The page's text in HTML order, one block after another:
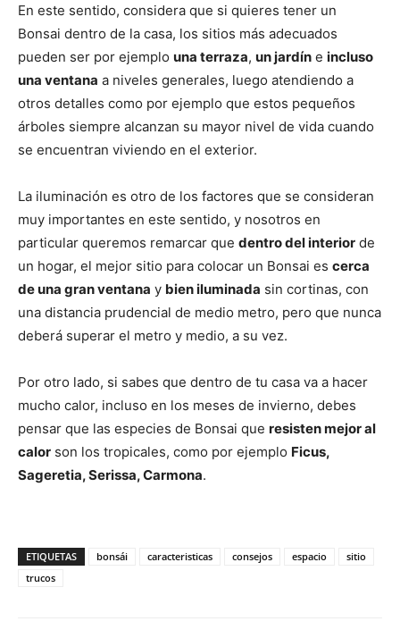
En este sentido, considera que si quieres tener un
Bonsai dentro de la casa, los sitios más adecuados
pueden ser por ejemplo una terraza, un jardín e incluso
una ventana a niveles generales, luego atendiendo a
otros detalles como por ejemplo que estos pequeños
árboles siempre alcanzan su mayor nivel de vida cuando
se encuentran viviendo en el exterior.
La iluminación es otro de los factores que se consideran
muy importantes en este sentido, y nosotros en
particular queremos remarcar que dentro del interior de
un hogar, el mejor sitio para colocar un Bonsai es cerca
de una gran ventana y bien iluminada sin cortinas, con
una distancia prudencial de medio metro, pero que nunca
deberá superar el metro y medio, a su vez.
Por otro lado, si sabes que dentro de tu casa va a hacer
mucho calor, incluso en los meses de invierno, debes
pensar que las especies de Bonsai que resisten mejor al
calor son los tropicales, como por ejemplo Ficus,
Sageretia, Serissa, Carmona.
ETIQUETAS bonsái caracteristicas consejos espacio
sitio
trucos